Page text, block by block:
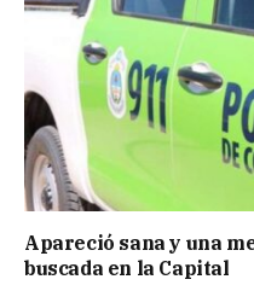
Apareció sana y una
buscada en la Capital